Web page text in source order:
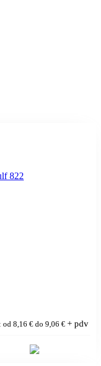
od 8,16 € do 9,06 € + pdv